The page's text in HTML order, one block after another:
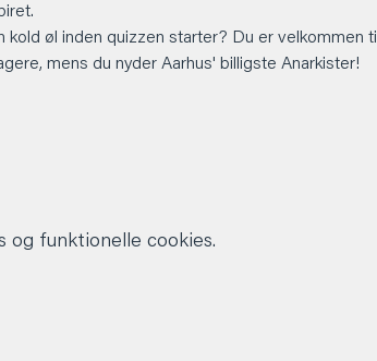
øl inden quizzen starter? Du er velkommen til
mens du nyder Aarhus' billigste Anarkister!
og funktionelle cookies.